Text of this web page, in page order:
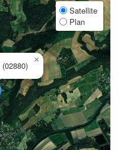
(02880)
×
Satellite
Plan